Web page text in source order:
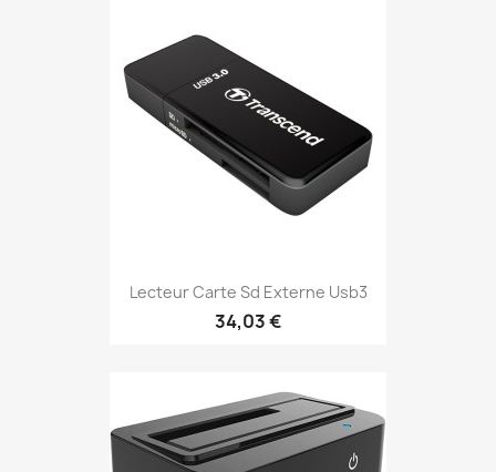
Lecteur Carte Sd Externe Usb3
34,03 €